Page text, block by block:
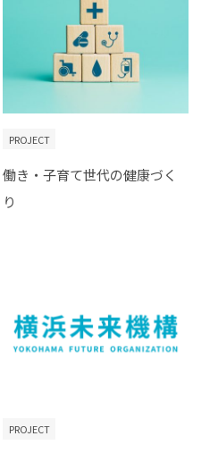
PROJECT
働き・子育て世代の健康づく
り
PROJECT